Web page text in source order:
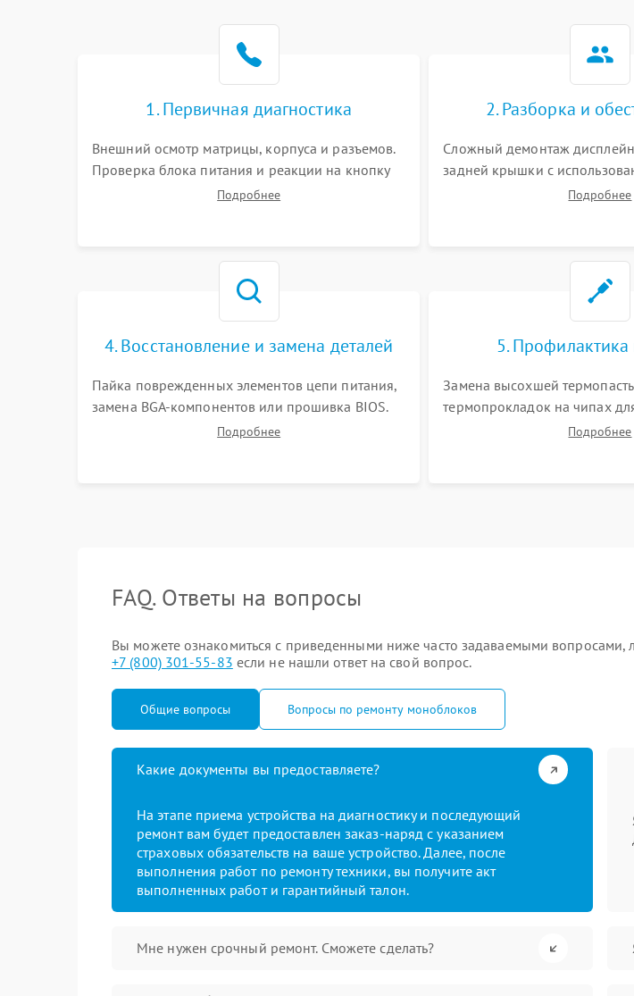
1. Первичная диагностика
Внешний осмотр матрицы, корпуса и разъемов.
Проверка блока питания и реакции на кнопку
включения. Оценка изображения, звука и
Подробнее
2. Разборка и
Сложный демонтаж
задней крышки с
лопаток. ОбязательноеПодробнее
4. Восстановление и замена деталей
Пайка поврежденных элементов цепи питания,
замена BGA-компонентов или прошивка BIOS.
Ремонт подсветки матрицы, замена
Подробнее
5. Профилактика
Замена высохшей
термопрокладок на чипах
перегрева. АккуратнаяПодробнее
FAQ. Ответы на вопросы
Вы можете ознакомиться с приведенными ниже часто задаваемыми вопросами,
+7 (800) 301-55-83 если не нашли ответ на свой вопрос.
Общие вопросы Вопросы по ремонту моноблоков
Какие документы вы предоставляете?
На этапе приема устройства на диагностику и последующий
ремонт вам будет предоставлен заказ-наряд с указанием
страховых обязательств на ваше устройство. Далее, после
выполнения работ по ремонту техники, вы получите акт
выполненных работ и гарантийный талон.
Мне нужен срочный ремонт. Сможете сделать?